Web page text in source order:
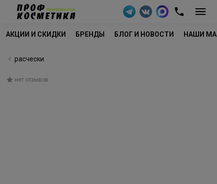
АКЦИИ И СКИДКИ БРЕНДЫ БЛОГ И НОВОСТИ НАШИ
расчески
нет отзывов